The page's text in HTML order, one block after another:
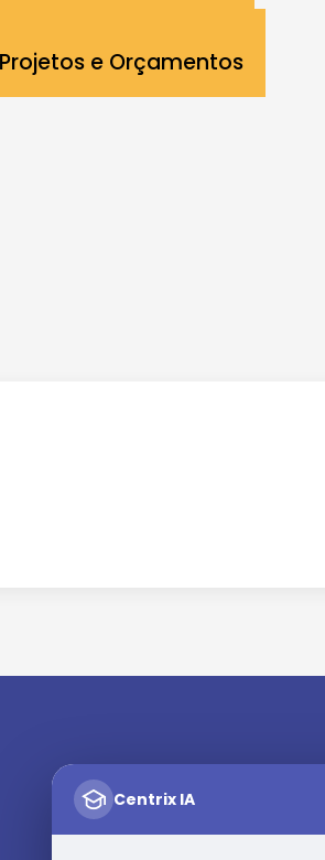
e Orçamentos
Centrix IA